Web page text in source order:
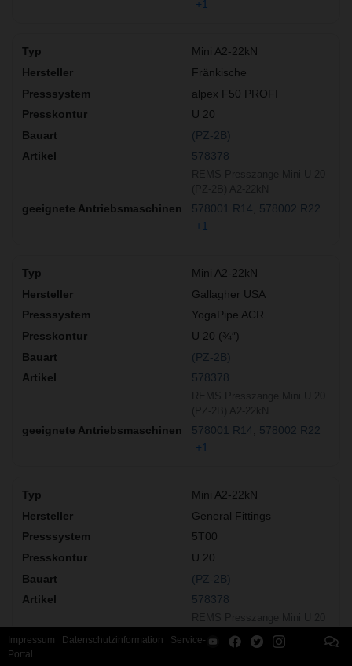
+1
Mini A2-22kN
Fränkische
alpex F50 PROFI
U 20
(PZ-2B)
578378
578001 R14
578002 R22
+1
Mini A2-22kN
Gallagher USA
YogaPipe ACR
U 20 (¾″)
(PZ-2B)
578378
578001 R14
578002 R22
+1
Mini A2-22kN
General Fittings
5T00
U 20
(PZ-2B)
578378
578002 R22
Impressum Datenschutzinformation
Service-
Portal